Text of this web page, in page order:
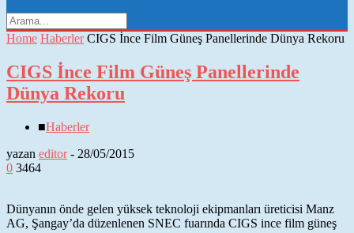
Home Haberler CIGS İnce Film Güneş Panellerinde Dünya Rekoru
CIGS İnce Film Güneş Panellerinde
Dünya Rekoru
■Haberler
yazan editor- 28/05/2015
0 3464
Dünyanın önde gelen yüksek teknoloji ekipmanları üreticisi Manz
AG, Şangay’da düzenlenen SNEC fuarında CIGS ince film güneş